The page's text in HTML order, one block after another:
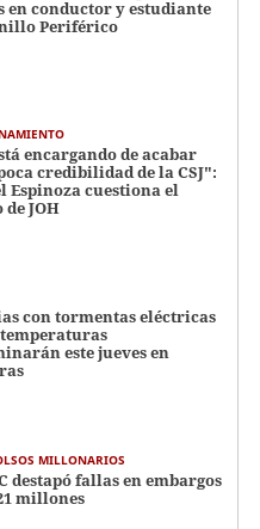
en conductor y estudiante
Periférico
encargando de acabar
credibilidad de la CSJ":
Espinoza cuestiona el
de JOH
con tormentas eléctricas
este jueves en
MILLONARIOS
destapó fallas en embargos
millones